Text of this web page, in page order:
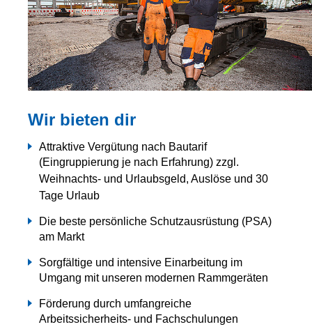
Wir bieten dir
Attraktive Vergütung nach Bautarif
(Eingruppierung je nach Erfahrung) zzgl.
Weihnachts- und Urlaubsgeld, Auslöse und 30
Tage Urlaub
Die beste persönliche Schutzausrüstung (PSA)
am Markt
Sorgfältige und intensive Einarbeitung im
Umgang mit unseren modernen Rammgeräten
Förderung durch umfangreiche
Arbeitssicherheits- und Fachschulungen